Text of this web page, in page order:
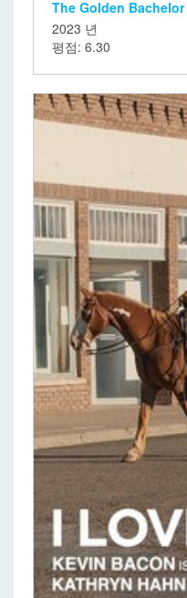
The Golden Bachelor
2023 년
평점: 6.30